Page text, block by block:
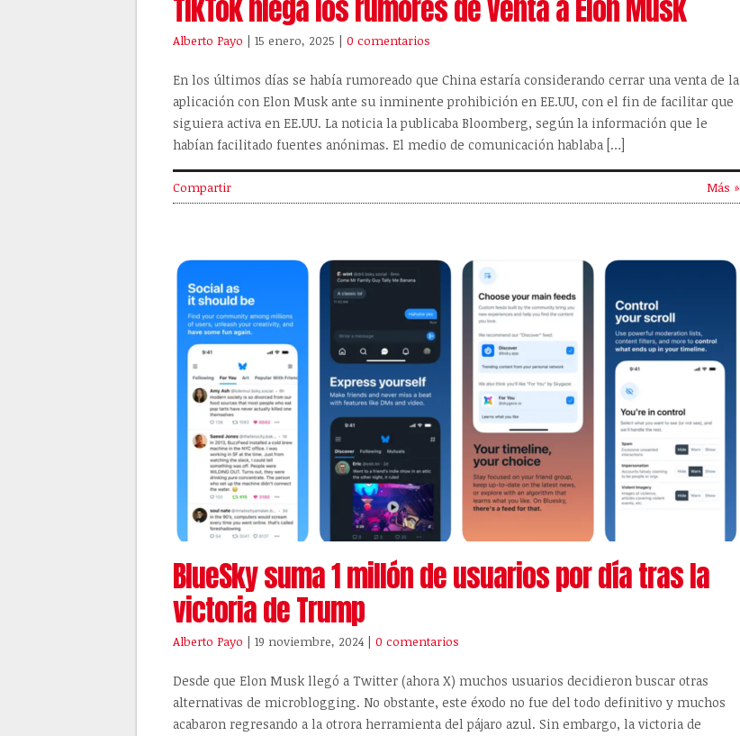
TikTok niega los rumores de venta a Elon Musk
Alberto Payo | 15 enero, 2025 | 0 comentarios
En los últimos días se había rumoreado que China estaría considerando cerrar una venta de la
aplicación con Elon Musk ante su inminente prohibición en EE.UU, con el fin de facilitar que
siguiera activa en EE.UU. La noticia la publicaba Bloomberg, según la información que le
habían facilitado fuentes anónimas. El medio de comunicación hablaba […]
Compartir Más »
BlueSky suma 1 millón de usuarios por día tras la
victoria de Trump
Alberto Payo | 19 noviembre, 2024 | 0 comentarios
Desde que Elon Musk llegó a Twitter (ahora X) muchos usuarios decidieron buscar otras
alternativas de microblogging. No obstante, este éxodo no fue del todo definitivo y muchos
acabaron regresando a la otrora herramienta del pájaro azul. Sin embargo, la victoria de